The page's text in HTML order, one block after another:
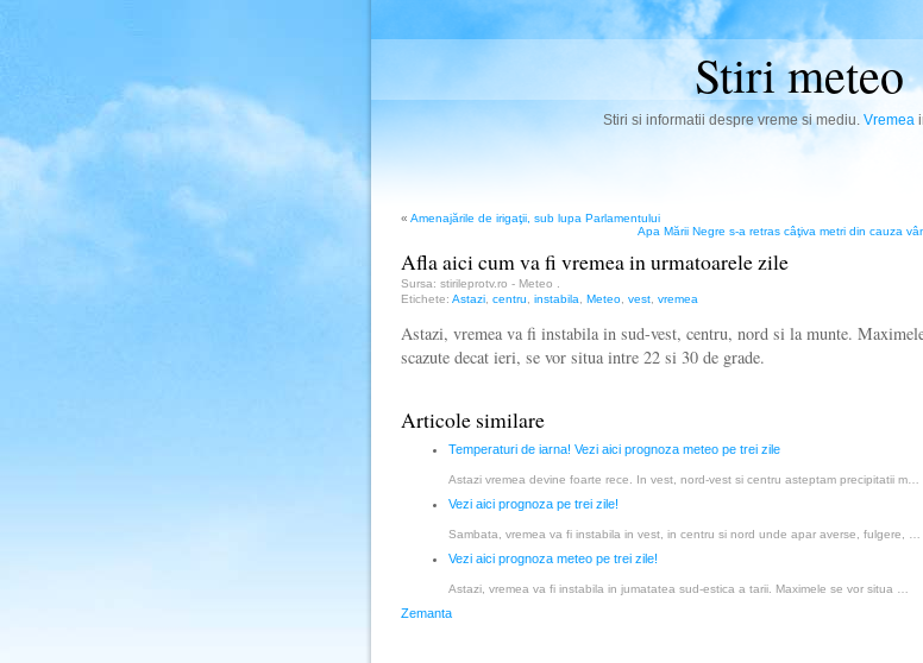
Stiri meteo
Stiri si informatii despre vreme si mediu. Vremea
« Amenajările de irigaţii, sub lupa Parlamentului
Apa Mării Negre s-a retras câţiva metri din cauza
Afla aici cum va fi vremea in urmatoarele zile
Sursa: stirileprotv.ro - Meteo
Etichete: Astazi centru instabila Meteo vest vremea
Astazi, vremea va fi instabila in sud-vest, centru, nord si la munte.
scazute decat ieri, se vor situa intre 22 si 30 de grade.
Articole similare
Temperaturi de iarna! Vezi aici prognoza meteo pe trei zile
Astazi vremea devine foarte rece. In vest, nord-vest si centru asteptam precipitatii m…
Vezi aici prognoza pe trei zile!
Sambata, vremea va fi instabila in vest, in centru si nord unde apar averse, fulgere, …
Vezi aici prognoza meteo pe trei zile!
Astazi, vremea va fi instabila in jumatatea sud-estica a tarii. Maximele se vor situa …
Zemanta